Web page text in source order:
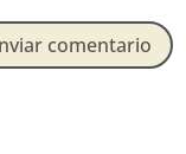
comentario